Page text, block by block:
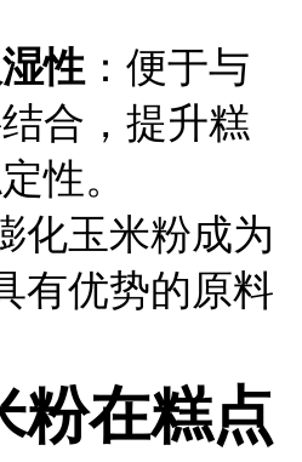
性 ：便于与
合，提升糕
性。
化玉米粉成为
有优势的原料
粉在糕点